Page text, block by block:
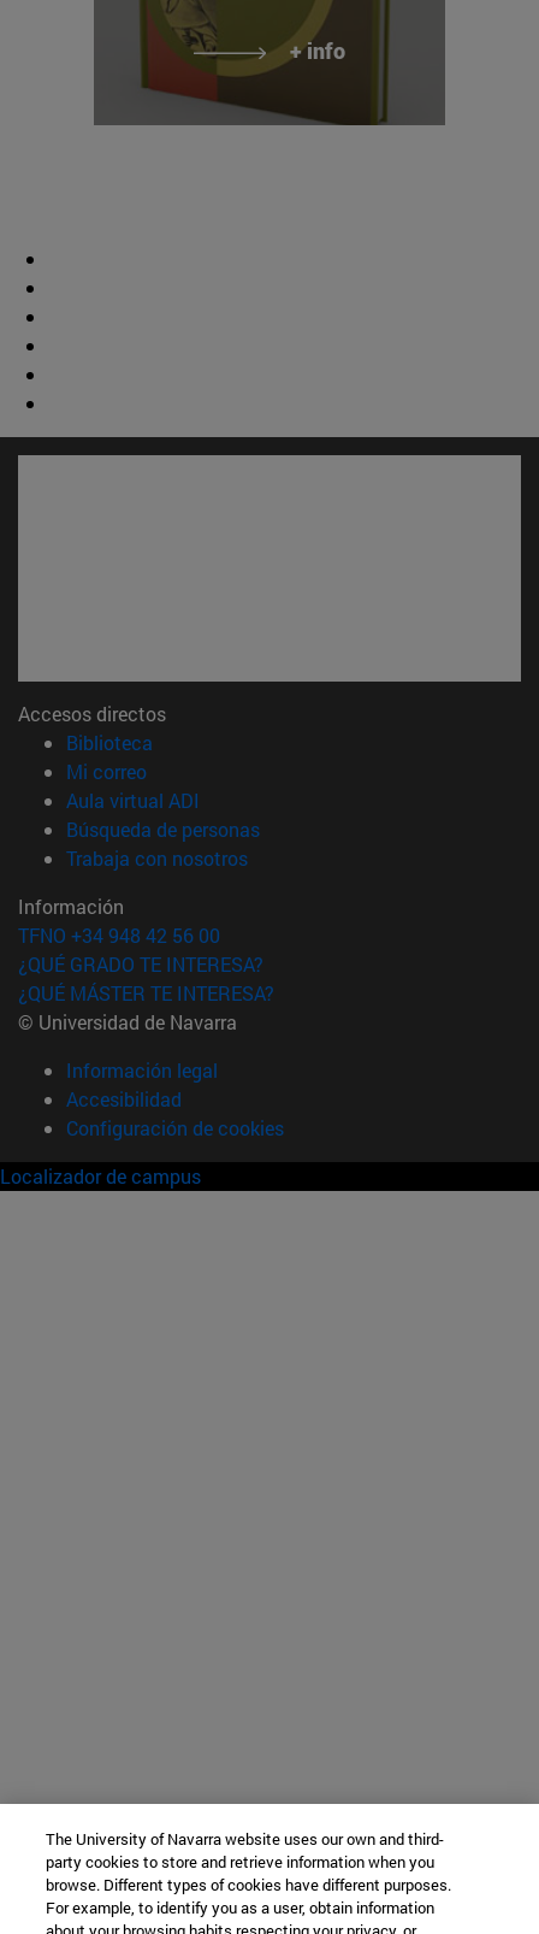
+ info
Accesos directos
Biblioteca
Mi correo(abre en nueva ventana)
Aula virtual ADI
Búsqueda de personas(abre en nueva ventana)
Trabaja con nosotros(abre en nueva ventana)
Información
TFNO +34 948 42 56 00
¿QUÉ GRADO TE INTERESA?
¿QUÉ MÁSTER TE INTERESA?
© Universidad de Navarra
Información legal
Accesibilidad
Configuración de cookies
Localizador de campus
The University of Navarra website uses our own and third-
party cookies to store and retrieve information when you
browse. Different types of cookies have different purposes.
For example, to identify you as a user, obtain information